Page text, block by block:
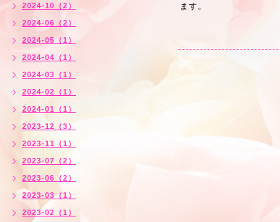
ます。
2024-10（2）
2024-06（2）
2024-05（1）
2024-04（1）
2024-03（1）
2024-02（1）
2024-01（1）
2023-12（3）
2023-11（1）
2023-07（2）
2023-06（2）
2023-03（1）
2023-02（1）